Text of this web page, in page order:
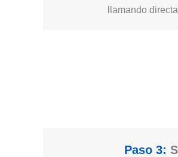
llamando
Paso 3: